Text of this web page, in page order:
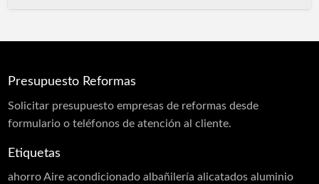
Presupuesto Reformas
Solicitar presupuestoempresas de reformas desde
formulario o teléfonos de atención al cliente.
Etiquetas
ahorro Aire acondicionado albañilería alicatados aluminio